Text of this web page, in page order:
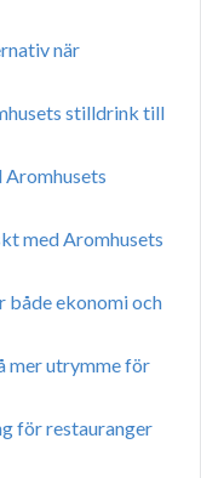
när
stilldrink till
Aromhusets
med Aromhusets
både ekonomi och
mer utrymme för
för restauranger